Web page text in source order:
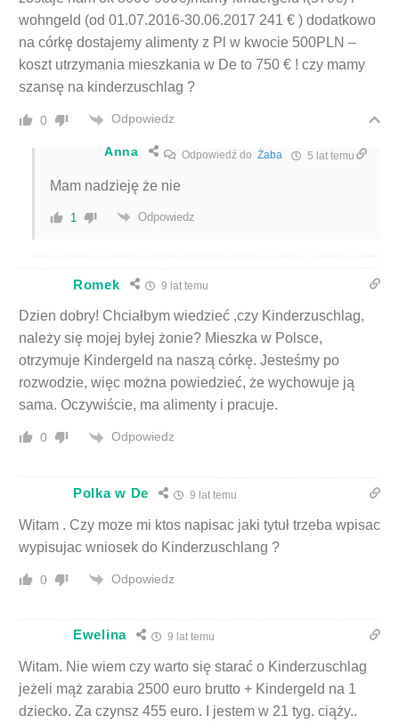
wohngeld (od 01.07.2016-30.06.2017 241 € ) dodatkowo
na córkę dostajemy alimenty z Pl w kwocie 500PLN –
koszt utrzymania mieszkania w De to 750 € ! czy mamy
szansę na kinderzuschlag ?
0 Odpowiedz
Anna Odpowiedź do Żaba 5 lat temu
Mam nadzieję że nie
1 Odpowiedz
Romek 9 lat temu
Dzien dobry! Chciałbym wiedzieć ,czy Kinderzuschlag,
należy się mojej byłej żonie? Mieszka w Polsce,
otrzymuje Kindergeld na naszą córkę. Jesteśmy po
rozwodzie, więc można powiedzieć, że wychowuje ją
sama. Oczywiście, ma alimenty i pracuje.
0 Odpowiedz
Polka w De 9 lat temu
Witam . Czy moze mi ktos napisac jaki tytuł trzeba wpisac
wypisujac wniosek do Kinderzuschlang ?
0 Odpowiedz
Ewelina 9 lat temu
Witam. Nie wiem czy warto się starać o Kinderzuschlag
jeżeli mąż zarabia 2500 euro brutto + Kindergeld na 1
dziecko. Za czynsz 455 euro. I jestem w 21 tyg. ciąży..